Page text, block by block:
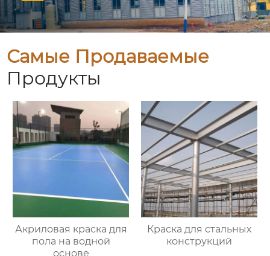
Самые Продаваемые
Продукты
Акриловая краска для
пола на водной
основе
Краска для стальных
конструкций